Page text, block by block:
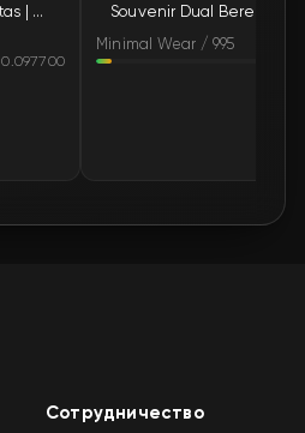
$2.80🛒
Souvenir Dual Berettas | Briar (Minimal Wear)
0.097700
Minimal Wear / 995
Сотрудничество